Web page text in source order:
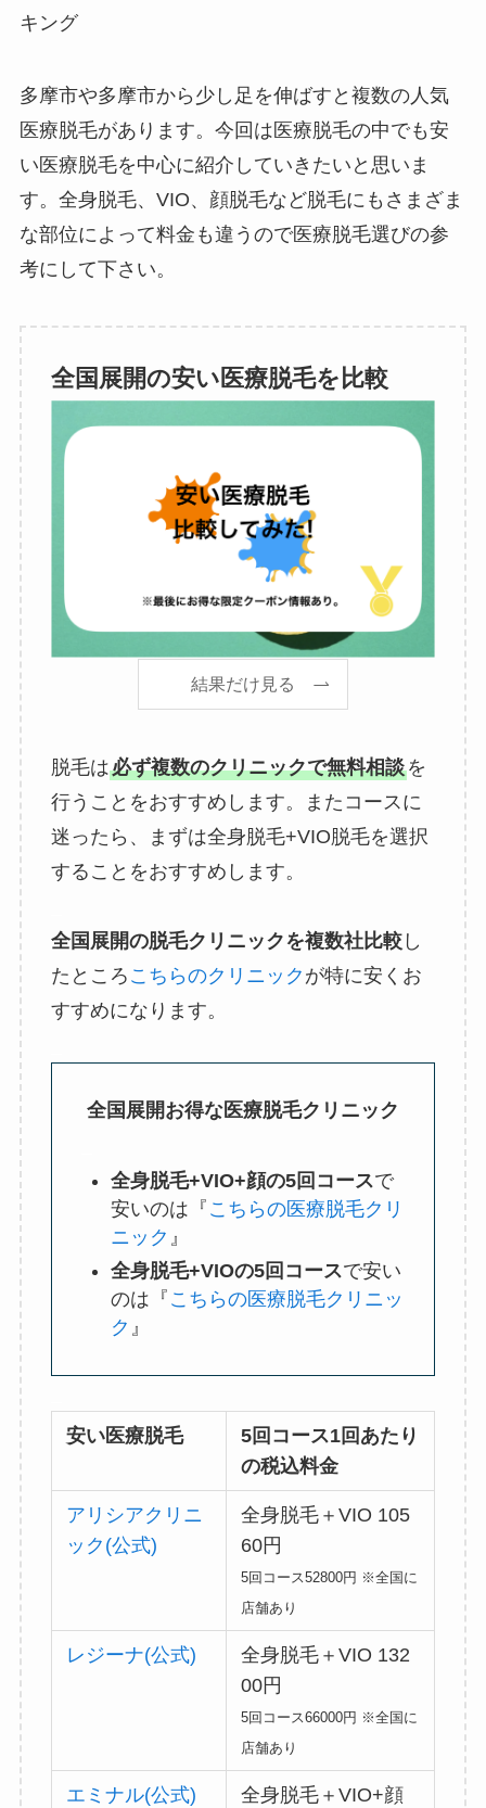
キング
多摩市や多摩市から少し足を伸ばすと複数の人気
医療脱毛があります。今回は医療脱毛の中でも安
い医療脱毛を中心に紹介していきたいと思いま
す。全身脱毛、VIO、顔脱毛など脱毛にもさまざま
な部位によって料金も違うので医療脱毛選びの参
考にして下さい。
全国展開の安い医療脱毛を比較
結果だけ見る
脱毛は必ず複数のクリニックで無料相談を
行うことをおすすめします。またコースに
迷ったら、まずは全身脱毛+VIO脱毛を選択
することをおすすめします。
全国展開の脱毛クリニックを複数社比較し
たところ こちらのクリニック が特に安くお
すすめになります。
全国展開お得な医療脱毛クリニック
全身脱毛+VIO+顔の5回コースで
安いのは『 こちらの医療脱毛クリ
ニック 』
全身脱毛+VIOの5回コースで安い
のは『 こちらの医療脱毛クリニッ
ク 』
安い医療脱毛
5回コース1回あたり
の税込料金
アリシアクリニ
ック(公式)
全身脱毛＋VIO 105
60円
5回コース52800円 ※全国に
店舗あり
レジーナ(公式)
全身脱毛＋VIO 132
00円
5回コース66000円 ※全国に
店舗あり
エミナル(公式)
全身脱毛＋VIO+顔